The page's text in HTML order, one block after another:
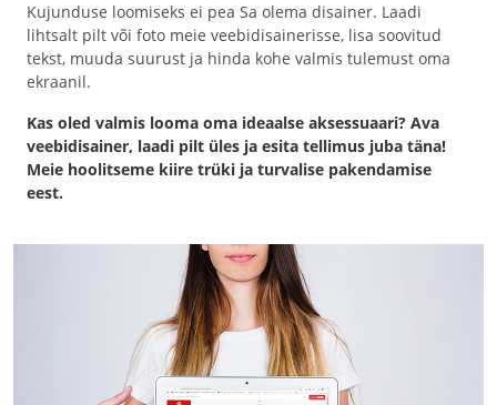
Kujunduse loomiseks ei pea Sa olema disainer. Laadi
lihtsalt pilt või foto meie veebidisainerisse, lisa soovitud
tekst, muuda suurust ja hinda kohe valmis tulemust oma
ekraanil.
Kas oled valmis looma oma ideaalse aksessuaari? Ava
veebidisainer, laadi pilt üles ja esita tellimus juba täna!
Meie hoolitseme kiire trüki ja turvalise pakendamise
eest.